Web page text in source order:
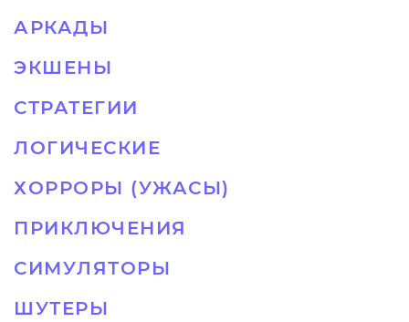
АРКАДЫ
ЭКШЕНЫ
СТРАТЕГИИ
ЛОГИЧЕСКИЕ
ХОРРОРЫ (УЖАСЫ)
ПРИКЛЮЧЕНИЯ
СИМУЛЯТОРЫ
ШУТЕРЫ